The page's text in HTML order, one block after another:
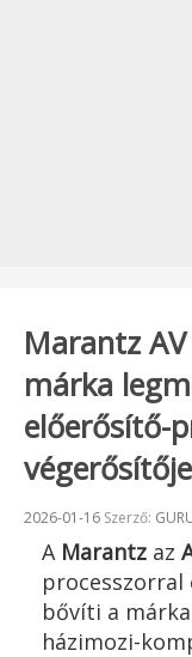
Marantz
márka
előerősítő-
végerősítője
Beküldve:
2026-01-16 Szerző:
A Marantz az
processzorral
bővíti a
házimozi-